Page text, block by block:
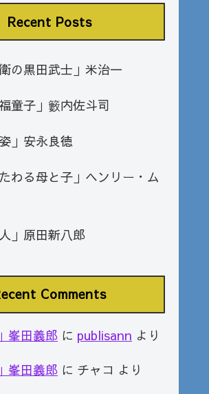
Recent Posts
の黒田武士」米治一
童子」籔内佐斗司
」安永良徳
わる母と子」ヘンリー・ム
」原田新八郎
Comments
峯田義郎 に publisann より
峯田義郎 に チャコ より